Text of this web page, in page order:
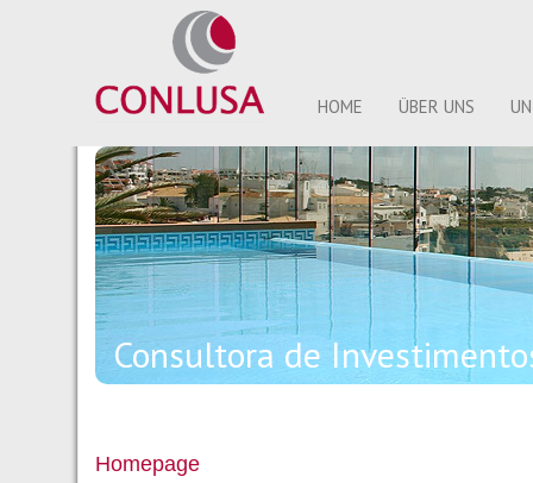
HOME ÜBER UNS
Consultora de
Homepage